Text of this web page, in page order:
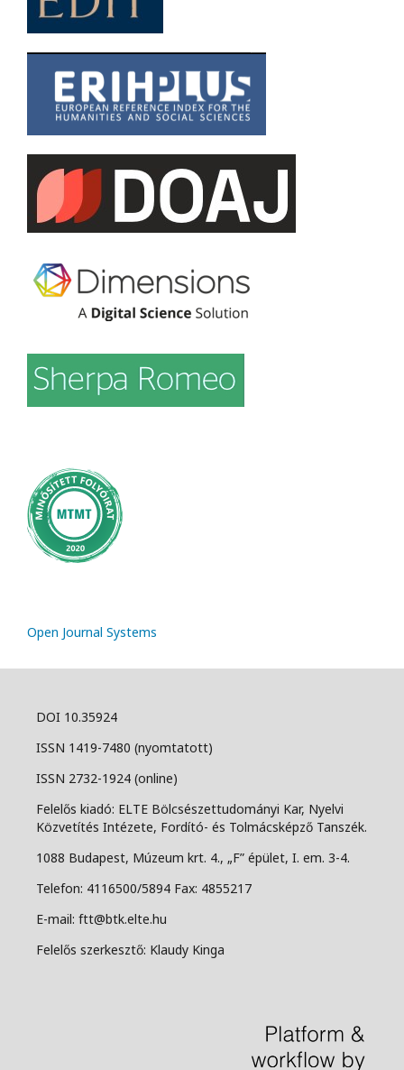
Open Journal Systems
DOI 10.35924
ISSN 1419-7480 (nyomtatott)
ISSN 2732-1924 (online)
Felelős kiadó: ELTE Bölcsészettudományi Kar, Nyelvi
Közvetítés Intézete, Fordító- és Tolmácsképző Tanszék.
1088 Budapest, Múzeum krt. 4., „F” épület, I. em. 3-4.
Telefon: 4116500/5894 Fax: 4855217
E-mail: ftt@btk.elte.hu
Felelős szerkesztő: Klaudy Kinga